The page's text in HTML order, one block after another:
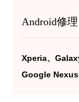
Android修理
Xperia、
Google Nexus